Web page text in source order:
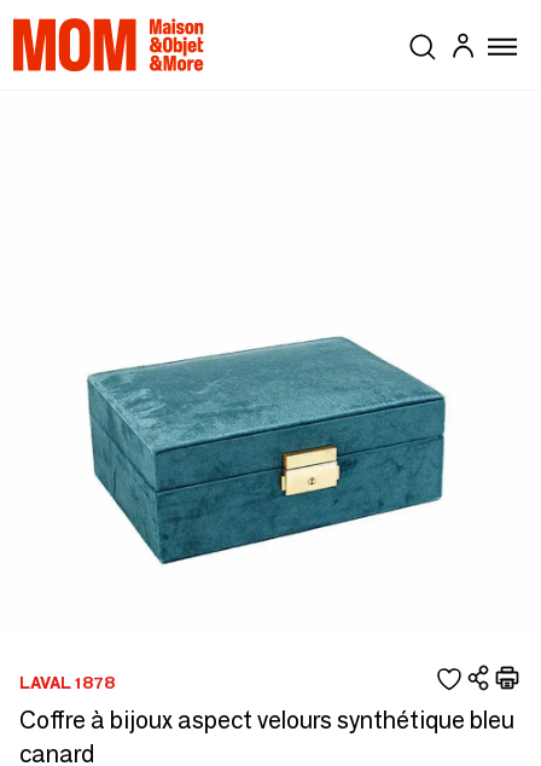
LAVAL 1878
Coffre à bijoux aspect velours synthétique bleu
canard